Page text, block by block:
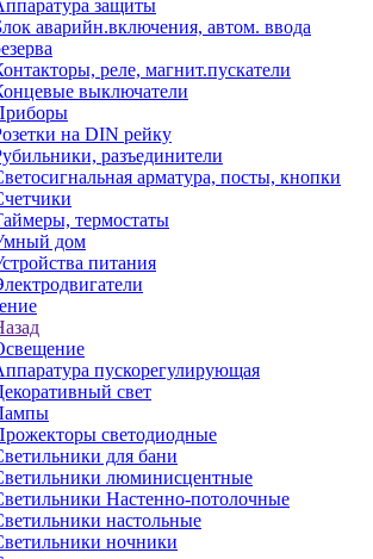
защиты
аварийн.включения, автом. ввода
реле, магнит.пускатели
выключатели
на DIN рейку
разъединители
арматура, посты, кнопки
термостаты
дом
питания
пускорегулирующая
свет
светодиодные
для бани
люминисцентные
Настенно-потолочные
настольные
ночники